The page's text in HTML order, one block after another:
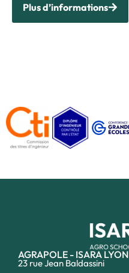
Plus d’informations
AGRAPOLE - ISARA LYON
23 rue Jean Baldassini